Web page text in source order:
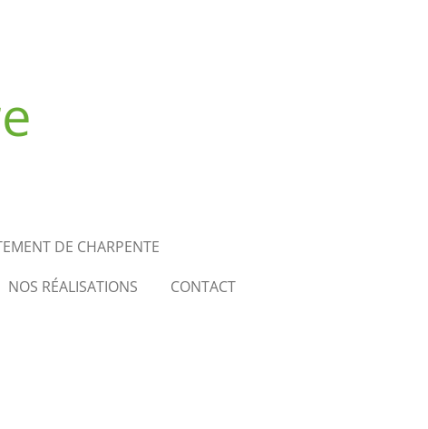
DE CHARPENTE
NOS RÉALISATIONS
CONTACT